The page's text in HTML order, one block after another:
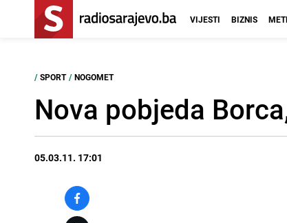
VIJESTI BIZNIS
/ SPORT / NOGOMET
Nova pobjeda
05.03.11. 17:01